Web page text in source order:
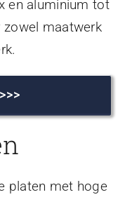
en aluminium tot
maatwerk
platen met hoge